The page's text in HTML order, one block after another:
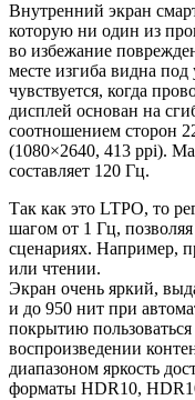
Внутренний экран
которую ни один из
во избежание
месте изгиба видна
чувствуется, когда
дисплей основан на
соотношением сторон
(1080×2640, 413 ppi).
составляет 120 Гц.
Так как это LTPO, то
шагом от 1 Гц,
сценариях. Например,
или чтении.
Экран очень яркий,
и до 950 нит при
покрытию
воспроизведении
диапазоном яркость
форматы HDR10,